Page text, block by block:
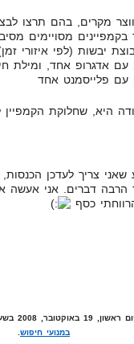
מקרים, בהם תרצו
מסויימים
היא, שחלוקת הקמפיין
שאני צריך לעדכן
הרבה דברים. אני
כסף
14:11 תחת הקטגוריות
במנועי חיפוש.